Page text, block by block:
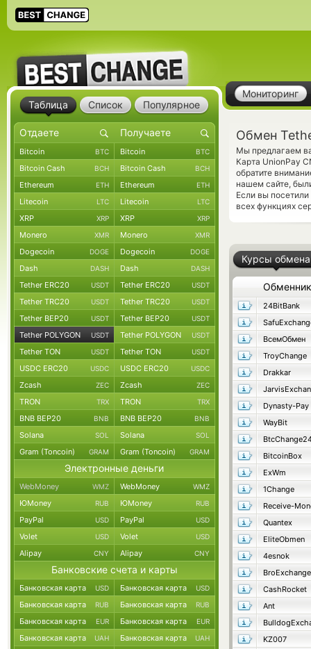
Мониторинг
Обмен
Мы предлагаем
Карта UnionPay
обратите
нашем сайте,
Если вы
всех функциях
Курсы обмена
Обменник
24BitBank
ВсемОбмен
TroyChange
Drakkar
Dynasty-Pay
WayBit
BitcoinBox
ExWm
1Change
Receive-
Quantex
EliteObmen
4esnok
BroExchange
CashRocket
Ant
KZ007
Таблица Список Популярное
Bitcoin BTC Bitcoin BTC
Bitcoin Cash BCH Bitcoin Cash BCH
Ethereum ETH Ethereum ETH
Litecoin LTC Litecoin LTC
XRP XRP XRP XRP
Monero XMR Monero XMR
Dogecoin DOGE Dogecoin DOGE
Dash DASH Dash DASH
Tether ERC20 USDT Tether ERC20 USDT
Tether TRC20 USDT Tether TRC20 USDT
Tether BEP20 USDT Tether BEP20 USDT
Tether POLYGON USDT Tether POLYGON USDT
Tether TON USDT Tether TON USDT
USDC ERC20 USDC USDC ERC20 USDC
Zcash ZEC Zcash ZEC
TRON TRX TRON TRX
BNB BEP20 BNB BNB BEP20 BNB
Solana SOL Solana SOL
Gram (Toncoin) GRAM Gram (Toncoin) GRAM
Электронные деньги
WebMoney WMZ WebMoney WMZ
ЮMoney RUB ЮMoney RUB
PayPal USD PayPal USD
Volet USD Volet USD
Alipay CNY Alipay CNY
Банковские счета и карты
Банковская карта USD Банковская карта USD
Банковская карта RUB Банковская карта RUB
Банковская карта EUR Банковская карта EUR
Банковская карта UAH Банковская карта UAH